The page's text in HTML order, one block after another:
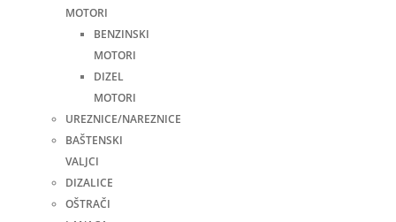
MOTORI
BENZINSKI
MOTORI
DIZEL
MOTORI
UREZNICE/NAREZNICE
BAŠTENSKI
VALJCI
DIZALICE
OŠTRAČI